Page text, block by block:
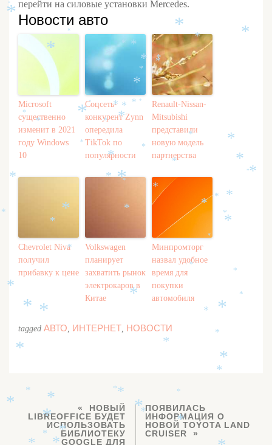
перейти на силовые установки Mercedes.
Новости авто
Microsoft
существенно
изменит в 2021
году Windows
10
Соцсеть-
конкурент Zynn
опередила
TikTok по
популярности
Renault-Nissan-
Mitsubishi
представили
новую модель
партнерства
Chevrolet Niva
получил
прибавку к цене
Volkswagen
планирует
захватить рынок
электрокаров в
Китае
Минпромторг
назвал удобное
время для
покупки
автомобиля
tagged АВТО, ИНТЕРНЕТ, НОВОСТИ
НОВЫЙ
LIBREOFFICE БУДЕТ
ИСПОЛЬЗОВАТЬ
БИБЛИОТЕКУ
GOOGLE ДЛЯ
ПОЯВИЛАСЬ
ИНФОРМАЦИЯ О
НОВОЙ TOYOTA LAND
CRUISER
*
*
*
*
*
*
*
*
*
*
*
*
*
*
*
*
*
*
*
*
*
*
*
*
*
*
*
*
*
*
*
*
*
*
*
*
*
*
*
*
*
*
*
*
*
*
*
*
*
*
* *
*
*
*
* * *
*
*
*
*
*
*
*
*
*
*
*
*
*